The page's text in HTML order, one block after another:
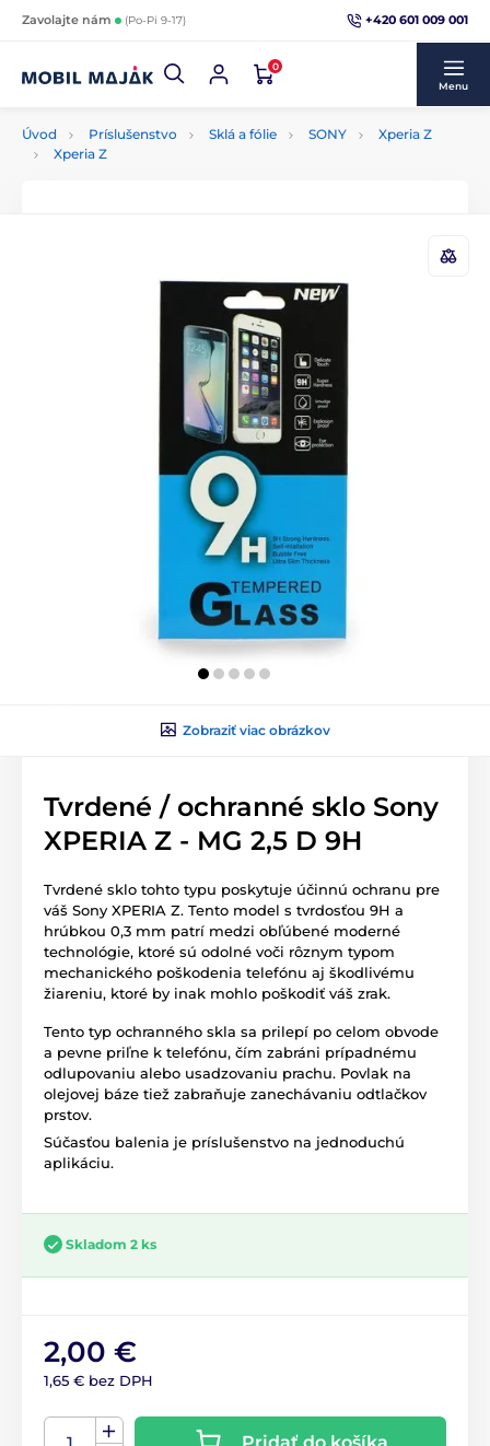
Zavolajte nám (Po-Pi 9-17) +420 601 009 001
0
Menu
Úvod Príslušenstvo Sklá a fólie SONY
Xperia Z
Xperia Z
Zobraziť viac obrázkov
Tvrdené / ochranné sklo Sony
XPERIA Z - MG 2,5 D 9H
Tvrdené sklo tohto typu poskytuje účinnú ochranu pre
váš Sony XPERIA Z. Tento model s tvrdosťou 9H a
hrúbkou 0,3 mm patrí medzi obľúbené moderné
technológie, ktoré sú odolné voči rôznym typom
mechanického poškodenia telefónu aj škodlivému
žiareniu, ktoré by inak mohlo poškodiť váš zrak.
Tento typ ochranného skla sa prilepí po celom obvode
a pevne priľne k telefónu, čím zabráni prípadnému
odlupovaniu alebo usadzovaniu prachu. Povlak na
olejovej báze tiež zabraňuje zanechávaniu odtlačkov
prstov.
Súčasťou balenia je príslušenstvo na jednoduchú
aplikáciu.
Skladom 2 ks
2,00 €
1,65 € bez DPH